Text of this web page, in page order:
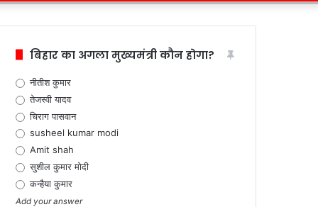
बिहार का अगला मुख्यमंत्री कौन होगा?
नीतीश कुमार
तेजस्वी यादव
चिराग पासवान
susheel kumar modi
Amit shah
सुशील कुमार मोदी
कन्हैया कुमार
Add your answer